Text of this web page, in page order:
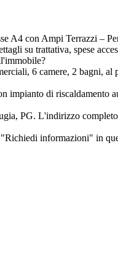
A4 con Ampi Terrazzi –
su trattativa, spese
6 camere, 2 bagni, al
impianto di riscaldamento
PG. L'indirizzo
informazioni" in